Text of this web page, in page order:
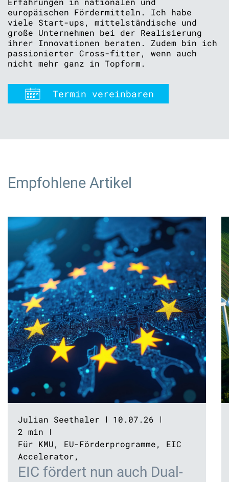
europäischen Fördermitteln. Ich habe
viele Start-ups, mittelständische und
große Unternehmen bei der Realisierung
ihrer Innovationen beraten. Zudem bin ich
passionierter Cross-fitter, wenn auch
nicht mehr ganz in Topform.
Termin vereinbaren
Empfohlene Artikel
Julian Seethaler
10.07.26
2 min
Für KMU, EU-Förderprogramme, EIC
Accelerator,
EIC fördert nun auch Dual-